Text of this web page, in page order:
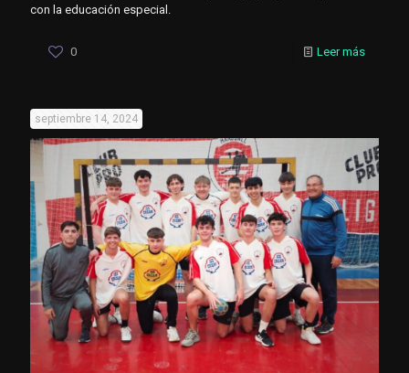
con la educación especial.
0 Leer más
septiembre 14, 2024